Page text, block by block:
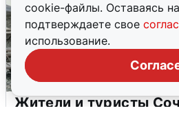
cookie-файлы. Оставаясь
подтверждаете свое
использование.
Жители и туристы